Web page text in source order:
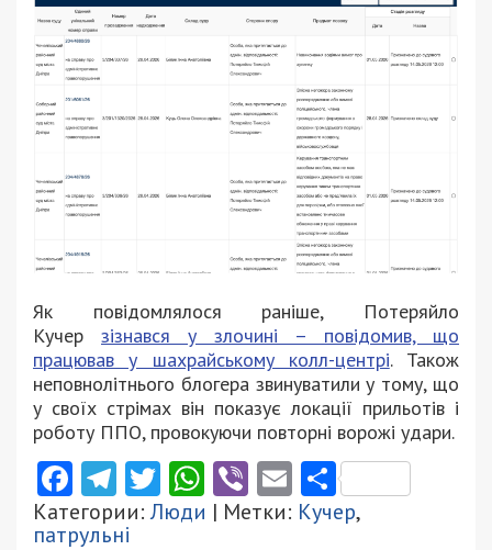
Як повідомлялося раніше, Потеряйло
Кучер зізнався у злочині – повідомив, що
працював у шахрайському колл-центрі. Також
неповнолітнього блогера звинуватили у тому, що
у своїх стрімах він показує локації прильотів і
роботу ППО, провокуючи повторні ворожі удари.
Facebook
Telegram
Twitter
WhatsApp
ViberEmail
Категории:Люди | Метки: Кучер,
патрульні